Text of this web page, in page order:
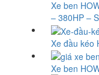
Xe ben
– 380HP –
Xe đầu kéo
Xe ben